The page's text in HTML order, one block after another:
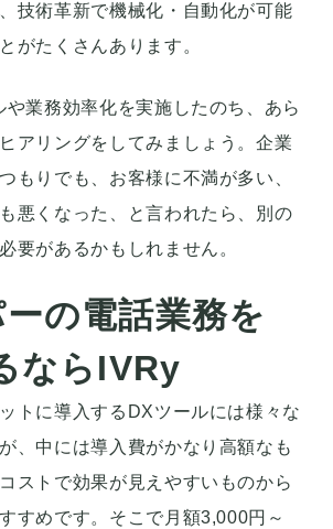
技術革新で機械化・自動化が可能
がたくさんあります。
や業務効率化を実施したのち、あら
アリングをしてみましょう。企業
もりでも、お客様に不満が多い、
悪くなった、と言われたら、別の
要があるかもしれません。
の電話業務を
ならIVRy
トに導入するDXツールには様々な
、中には導入費がかなり高額なも
ストで効果が見えやすいものから
すめです。そこで月額3,000円～